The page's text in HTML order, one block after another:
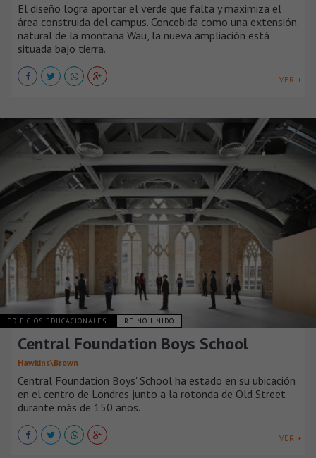
El diseño logra aportar el verde que falta y maximiza el
área construida del campus. Concebida como una extensión
natural de la montaña Wau, la nueva ampliación está
situada bajo tierra.
VER +
EDIFICIOS EDUCACIONALES REINO UNIDO
Central Foundation Boys School
Hawkins\Brown
Central Foundation Boys' School ha estado en su ubicación
en el centro de Londres junto a la rotonda de Old Street
durante más de 150 años.
VER +